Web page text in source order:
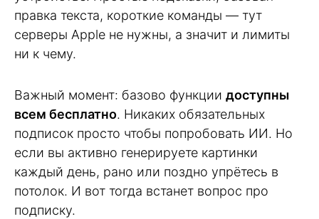
правка текста, короткие команды — тут
серверы Apple не нужны, а значит и лимиты
ни к чему.
Важный момент: базово функции доступны
всем бесплатно. Никаких обязательных
подписок просто чтобы попробовать ИИ. Но
если вы активно генерируете картинки
каждый день, рано или поздно упрётесь в
потолок. И вот тогда встанет вопрос про
подписку.